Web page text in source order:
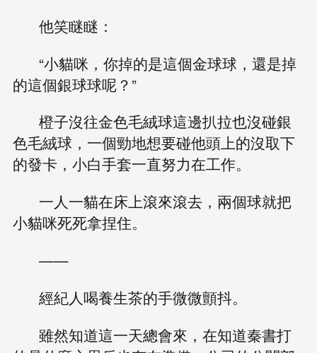
他笑瞇瞇：
“小貓咪，你掉的是這個金球球，還是掉
的這個銀球球呢？”
橙子沒往金色毛絨球這邊扒拉也沒碰銀
色毛絨球，一個勁地想要碰他頭上的沒取下
的發卡，小白手套一直努力在工作。
一人一貓在床上滾來滾去，兩個球就把
小貓咪死死拿捏住。
——
經紀人喝養生茶的手微微顫抖。
雖然知道這一天總會來，在知道秦書打